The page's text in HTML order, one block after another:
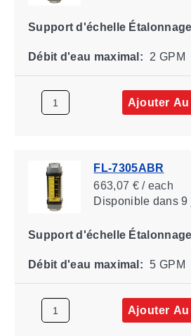
Support d'échelle
Débit d'eau maximal: 2 GPM
Ajouter
FL-7305ABR
663,07 € / each
Disponibledans 9
Support d'échelle
Débit d'eau maximal: 5 GPM
Ajouter